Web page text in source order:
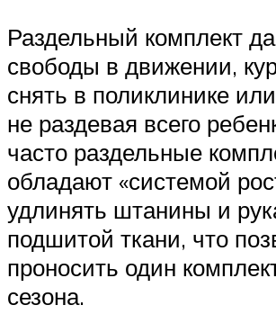
Раздельный комплект
свободы в движении,
снять в поликлинике
не раздевая всего
часто раздельные
обладают «системой
удлинять штанины и
подшитой ткани, что
проносить один
сезона.